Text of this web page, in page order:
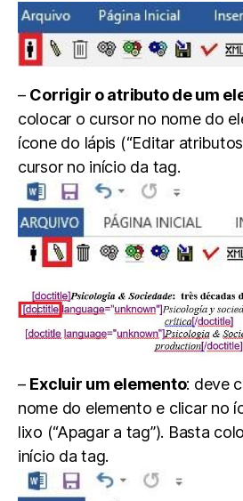
– Corrigir o atributo de um
colocar o cursor no nome do
ícone do lápis (“Editar
cursor no início da tag.
– Excluir um elemento: deve
nome do elemento e clicar no
lixo (“Apagar a tag”). Basta
início da tag.